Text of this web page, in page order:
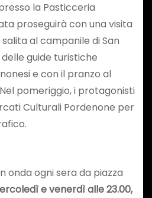
la Pasticceria
proseguirà con una visita
al campanile di San
guide turistiche
e con il pranzo al
pomeriggio, i protagonisti
Culturali Pordenone per
onda ogni sera da piazza
e venerdì alle 23.00,